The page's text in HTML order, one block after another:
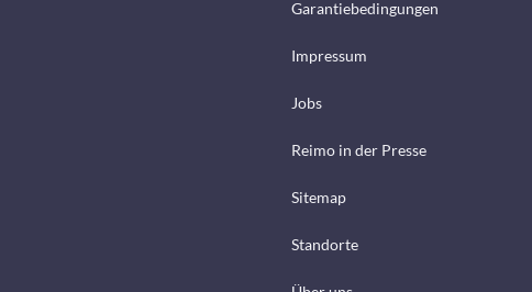
Garantiebedingungen
Impressum
Jobs
Reimo in der Presse
Sitemap
Standorte